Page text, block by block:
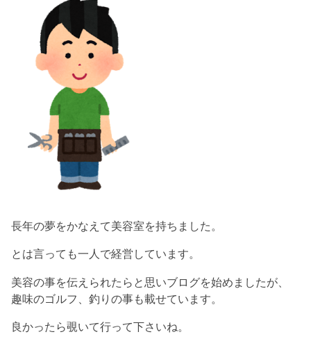
長年の夢をかなえて美容室を持ちました。
とは言っても一人で経営しています。
美容の事を伝えられたらと思いブログを始めましたが、
趣味のゴルフ、釣りの事も載せています。
良かったら覗いて行って下さいね。